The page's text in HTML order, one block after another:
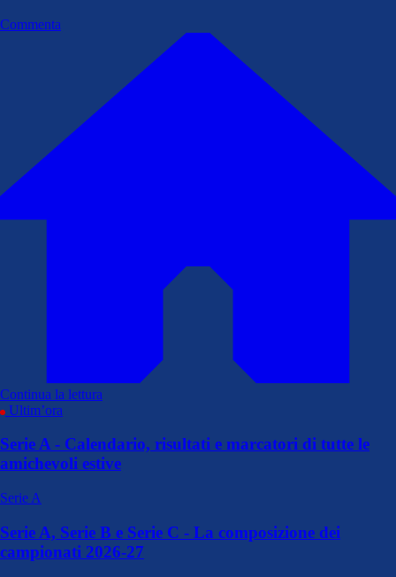
Commenta
Continua la lettura
Ultim’ora
Serie A - Calendario, risultati e marcatori di tutte le
amichevoli estive
Serie A
Serie A, Serie B e Serie C - La composizione dei
campionati 2026-27